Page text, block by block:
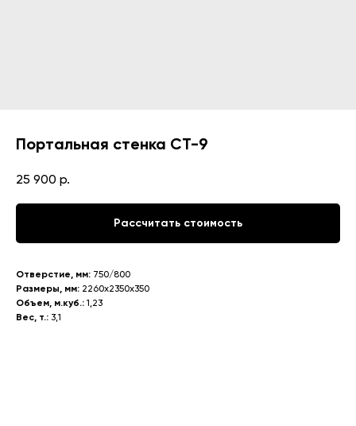
Портальная стенка СТ-9
25 900 р.
Рассчитать стоимость
Отверстие, мм: 750/800
Размеры, мм: 2260х2350х350
Объем, м.куб.: 1,23
Вес, т.: 3,1